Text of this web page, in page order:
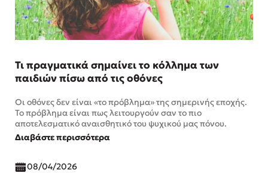
Τι πραγματικά σημαίνει το κόλλημα των
παιδιών πίσω από τις οθόνες
Οι οθόνες δεν είναι «το πρόβλημα» της σημερινής εποχής.
Το πρόβλημα είναι πως λειτουργούν σαν το πιο
αποτελεσματικό αναισθητικό του ψυχικού μας πόνου.
Διαβάστε περισσότερα
08/04/2026